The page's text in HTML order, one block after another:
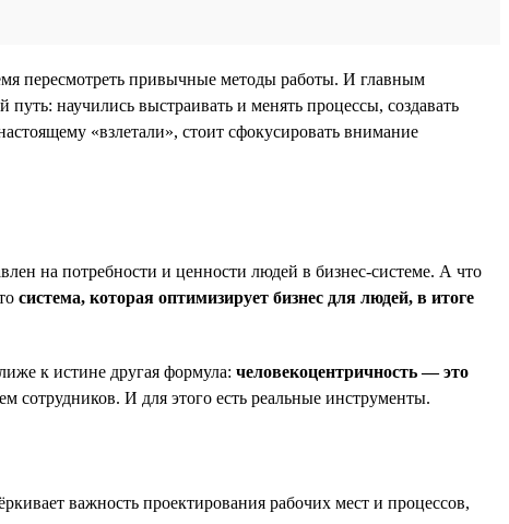
пересмотреть привычные методы работы. И главным
научились выстраивать и менять процессы, создавать
«взлетали», стоит сфокусировать внимание
на потребности и ценности людей в бизнес-системе. А что
система, которая оптимизирует бизнес для людей, в итоге
к истине другая формула: человекоцентричность — это
сотрудников. И для этого есть реальные инструменты.
важность проектирования рабочих мест и процессов,